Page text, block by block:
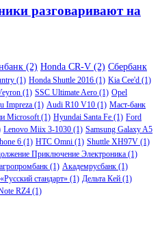
разговаривают на
(2) Honda CR-V (2) Сбербанк
(1) Honda Shuttle 2016 (1) Kia Cee'd (1)
(1) SSC Ultimate Aero (1) Opel
Impreza (1) Audi R10 V10 (1) Маст-банк
Microsoft(1) Hyundai Santa Fe (1) Ford
Lenovo Miix 3-1030 (1) Samsung Galaxy A5
6 (1) HTC Omni (1) Shuttle XH97V (1)
Приключение Электроника (1)
(1) Академрусбанк (1)
«Русский стандарт» (1) Дельта Кей (1)
RZ4 (1)